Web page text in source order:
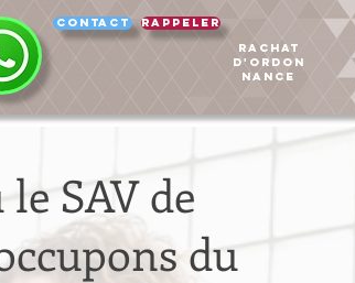
Contact
rappeler
RACHAT
D'ORDON
NANCE
SAV de
du